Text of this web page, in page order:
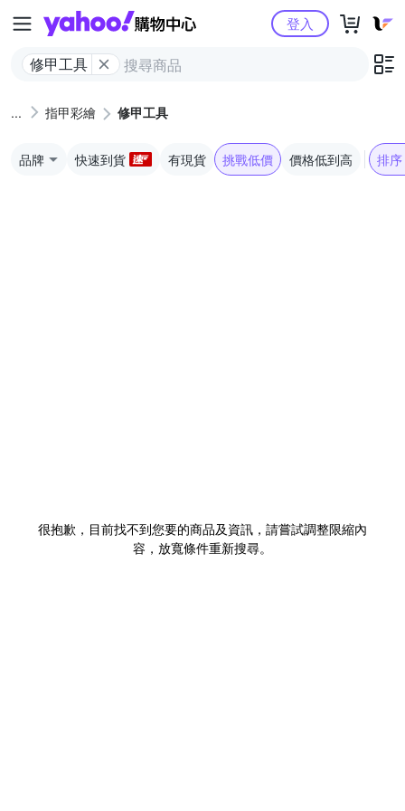
Yahoo購物中心
修甲工具
登入
指甲彩繪 修甲工具
品牌 快速到貨 有現貨 挑戰低價 價格低到高 排序
很抱歉，目前找不到您要的商品及資訊，請嘗試調整限縮內
容，放寬條件重新搜尋。